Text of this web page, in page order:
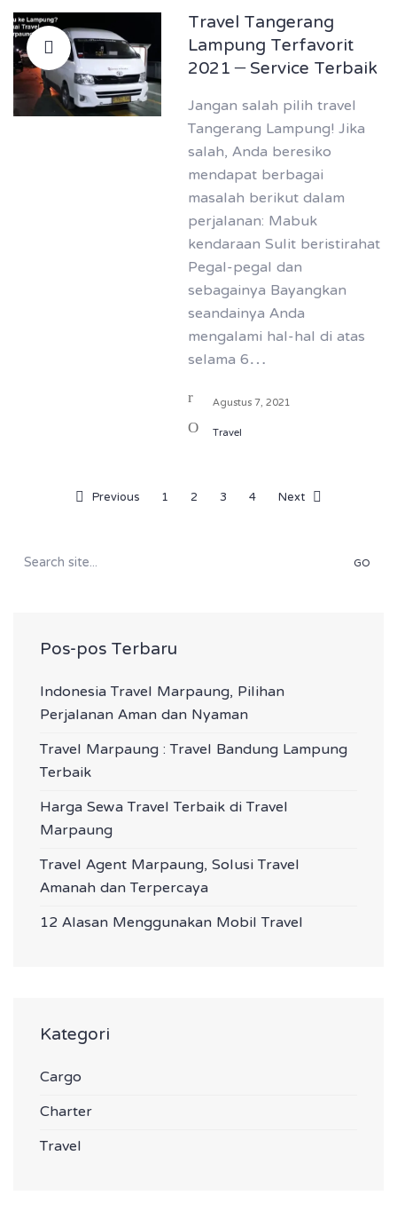
Travel Tangerang
Lampung Terfavorit
2021 – Service Terbaik
Jangan salah pilih travel
Tangerang Lampung! Jika
salah, Anda beresiko
mendapat berbagai
masalah berikut dalam
perjalanan: Mabuk
kendaraan Sulit beristirahat
Pegal-pegal dan
sebagainya Bayangkan
seandainya Anda
mengalami hal-hal di atas
selama 6…
Agustus 7, 2021
Travel
Previous 1 2 3 4 Next
Search
for:
Pos-pos Terbaru
Indonesia Travel Marpaung, Pilihan
Perjalanan Aman dan Nyaman
Travel Marpaung : Travel Bandung Lampung
Terbaik
Harga Sewa Travel Terbaik di Travel
Marpaung
Travel Agent Marpaung, Solusi Travel
Amanah dan Terpercaya
12 Alasan Menggunakan Mobil Travel
Kategori
Cargo
Charter
Travel